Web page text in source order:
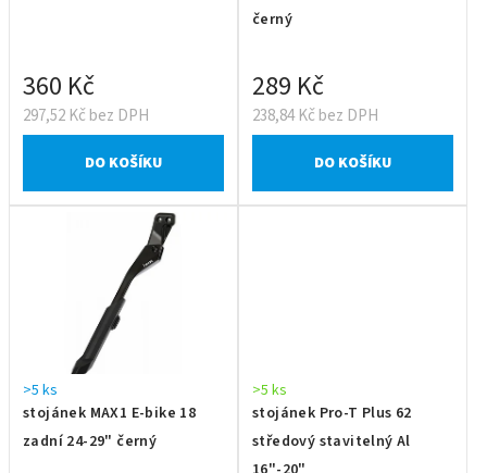
297,52 Kč bez DPH
360 Kč
DO KOŠÍKU
černý
238,84 Kč bez DPH
289 Kč
DO KOŠÍKU
stojánek MAX1 E-bike 18
zadní 24-29" černý
>5 ks
stojánek Pro-T Plus 62
středový stavitelný Al
>5 ks